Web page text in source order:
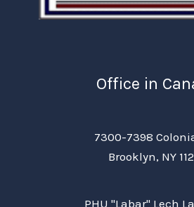
Office in
7300-7398
Brooklyn, NY
PHU "Labar" Lech